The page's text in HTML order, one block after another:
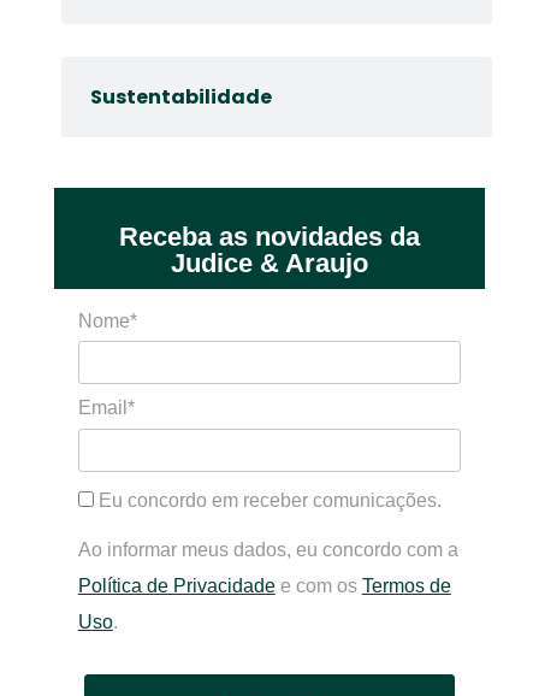
Sustentabilidade
Receba as novidades da
Judice & Araujo
Nome*
Email*
Eu concordo em receber comunicações.
Ao informar meus dados, eu concordo com a
Política de Privacidadee com os Termos de
Uso.